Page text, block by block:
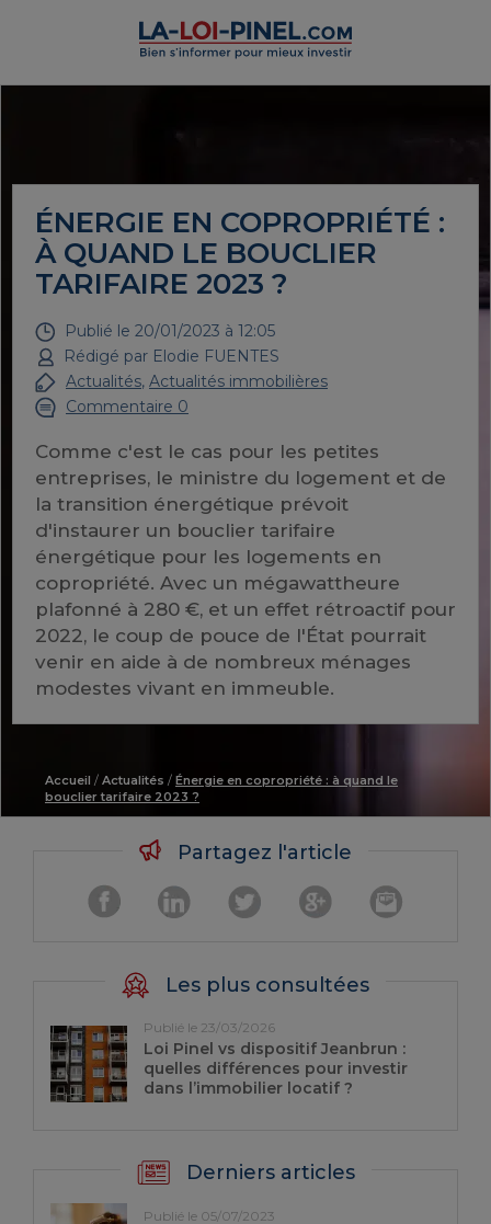
ÉNERGIE EN COPROPRIÉTÉ :
À QUAND LE BOUCLIER
TARIFAIRE 2023 ?
Publié le 20/01/2023 à 12:05
Rédigé par Elodie FUENTES
Actualités, Actualités immobilières
Commentaire 0
Comme c'est le cas pour les petites
entreprises, le ministre du logement et de
la transition énergétique prévoit
d'instaurer un bouclier tarifaire
énergétique pour les logements en
copropriété. Avec un mégawattheure
plafonné à 280 €, et un effet rétroactif pour
2022, le coup de pouce de l'État pourrait
venir en aide à de nombreux ménages
modestes vivant en immeuble.
Accueil / Actualités / Énergie en copropriété : à quand le
bouclier tarifaire 2023 ?
Partagez l'article
Les plus consultées
Publié le 23/03/2026
Loi Pinel vs dispositif Jeanbrun :
quelles différences pour investir
dans l’immobilier locatif ?
Derniers articles
Publié le 05/07/2023